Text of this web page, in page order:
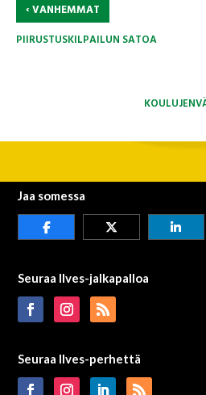
‹VANHEMMAT
PIIRUSTUSKILPAILUN SATOA
Jaa somessa
Seuraa Ilves-jalkapalloa
Seuraa Ilves-perhettä